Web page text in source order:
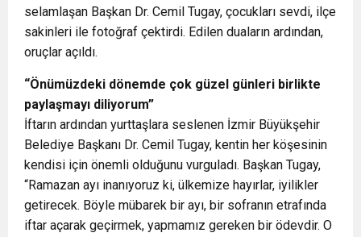
selamlaşan Başkan Dr. Cemil Tugay, çocukları sevdi, ilçe
sakinleri ile fotoğraf çektirdi. Edilen duaların ardından,
oruçlar açıldı.
“Önümüzdeki dönemde çok güzel günleri birlikte
paylaşmayı diliyorum”
İftarın ardından yurttaşlara seslenen İzmir Büyükşehir
Belediye Başkanı Dr. Cemil Tugay, kentin her köşesinin
kendisi için önemli olduğunu vurguladı. Başkan Tugay,
“Ramazan ayı inanıyoruz ki, ülkemize hayırlar, iyilikler
getirecek. Böyle mübarek bir ayı, bir sofranın etrafında
iftar açarak geçirmek, yapmamız gereken bir ödevdir. O